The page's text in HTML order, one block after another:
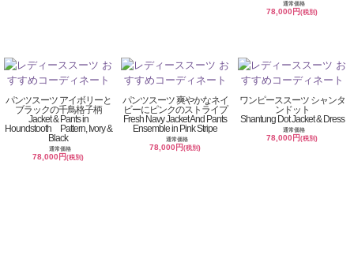
通常価格
78,000円(税別)
パンツスーツ アイボリーと
ブラックの千鳥格子柄
Jacket & Pants in
Houndstooth Pattern, Ivory &
Black
通常価格
78,000円(税別)
パンツスーツ 爽やかなネイ
ビーにピンクのストライプ
Fresh Navy Jacket And Pants
Ensemble in Pink Stripe
通常価格
78,000円(税別)
ワンピーススーツ シャンタ
ンドット
Shantung Dot Jacket & Dress
通常価格
78,000円(税別)